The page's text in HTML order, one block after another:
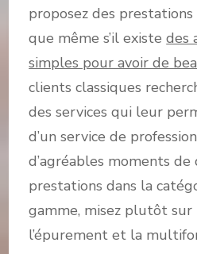
proposez des prestations
que même s’il existedes
simples pour avoir de
clients classiques
des services qui leur
d’un service de
d’agréables moments
prestations dans la
gamme, misez plutôt sur
l’épurement et la